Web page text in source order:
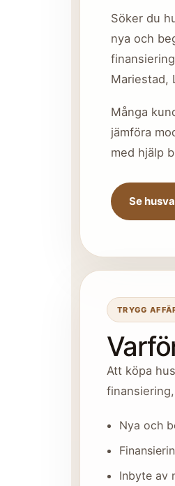
Söker du
nya och
Mariestad,
Många
jämföra
med hjälp
Se
TRYGG
Att köpa
Nya och
Inbyte av